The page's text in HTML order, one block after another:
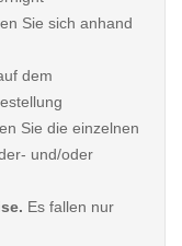
Sie sich anhand
dem
Sie die einzelnen
und/oder
Es fallen nur